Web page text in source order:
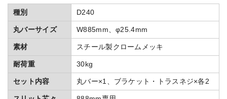
種別 D240
丸バーサイズ W885mm、φ25.4mm
素材 スチール製クロームメッキ
耐荷重 30kg
セット内容 丸バー×1、ブラケット・トラスネジ×各2